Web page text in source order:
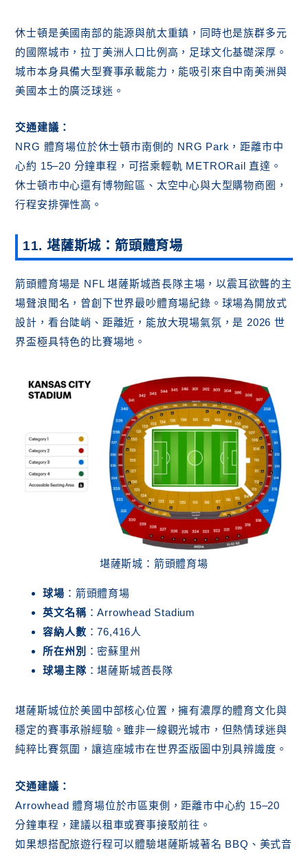
休士頓是美國南部的能源與航太重鎮，同時也是族群多元
的國際城市，拉丁美洲人口比例高，足球文化基礎深厚。
城市本身具備大型賽事承載能力，能吸引來自中南美洲與
美國本土的廣泛球迷。
交通建議：
NRG 體育場位於休士頓市南側的 NRG Park，距離市中
心約 15–20 分鐘車程，可搭乘輕軌 METRORail 直達。
休士頓市中心還有博物館區、太空中心與大型購物商圈，
行程安排彈性高。
11. 堪薩斯城：箭頭體育場
箭頭體育場是 NFL 堪薩斯城酋長隊主場，以震耳欲聾的主
場聲浪聞名，曾創下世界最吵體育場紀錄。球場為開放式
設計，看台陡峭、距離近，能放大現場氣氛，是 2026 世
界盃極具特色的比賽場地。
堪薩斯城：箭頭體育場
球場 ：箭頭體育場
英文名稱：Arrowhead Stadium
容納人數 ：76,416人
所在州別
：密蘇里州
球場主隊：堪薩斯城酋長隊
堪薩斯城位於美國中部核心位置，擁有濃厚的體育文化與
穩定的賽事承辦經驗。雖非一線觀光城市，但熱情球迷與
純粹比賽氛圍，讓這座城市在世界盃版圖中別具辨識度。
交通建議：
Arrowhead 體育場位於市區東側，距離市中心約 15–20
分鐘車程，建議以租車或賽事接駁前往。
如果想搭配旅遊行程可以體驗堪薩斯城著名 BBQ、美式音